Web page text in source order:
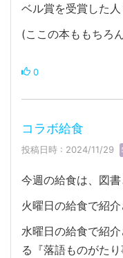
ベル賞を受賞した人
(ここの本ももちろ
0
コラボ給食
投稿日時 : 2024/11/29
今週の給食は、図書
火曜日の給食で紹
水曜日の給食で紹
る『落語ものがたり